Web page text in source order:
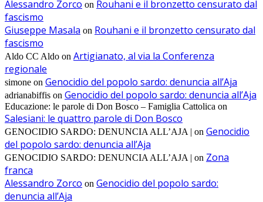
Alessandro Zorco on Rouhani e il bronzetto censurato dal
fascismo
Giuseppe Masala on Rouhani e il bronzetto censurato dal
fascismo
Aldo CC Aldo on Artigianato, al via la Conferenza
regionale
simone on Genocidio del popolo sardo: denuncia all’Aja
adrianabiffis on Genocidio del popolo sardo: denuncia all’Aja
Educazione: le parole di Don Bosco – Famiglia Cattolica on
Salesiani: le quattro parole di Don Bosco
GENOCIDIO SARDO: DENUNCIA ALL’AJA | on Genocidio
del popolo sardo: denuncia all’Aja
GENOCIDIO SARDO: DENUNCIA ALL’AJA | on Zona
franca
Alessandro Zorco on Genocidio del popolo sardo:
denuncia all’Aja